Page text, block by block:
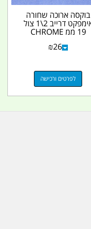
בוקסה ארוכה שחורה
אימפקט דרייב 2\1 צול
19 ממ CHROME
לייף₪26
לפרטים ורכישה